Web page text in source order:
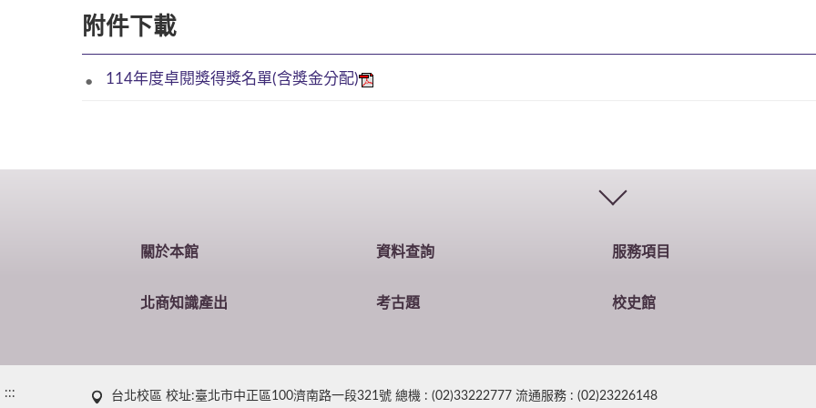
附件下載
114年度卓閱獎得獎名單(含獎金分配)
關於本館 資料查詢 服務項目
北商知識產出 考古題 校史館
::: 台北校區 校址:臺北市中正區100濟南路一段321號 總機 : (02)33222777 流通服務 : (02)23226148